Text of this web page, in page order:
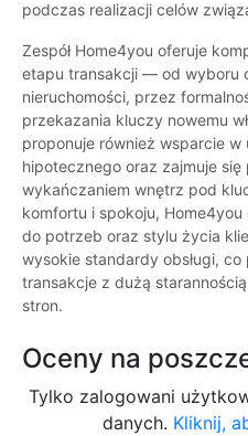
podczas realizacji celów
Zespół Home4you oferuje
etapu transakcji — od wyboru
nieruchomości, przez
przekazania kluczy nowemu
proponuje również wsparcie
hipotecznego oraz zajmuje się
wykańczaniem wnętrz pod
komfortu i spokoju, Home4you
do potrzeb oraz stylu życia
wysokie standardy obsługi,
transakcje z dużą
stron.
Oceny na
Tylko zalogowani
danych. Kliknij,